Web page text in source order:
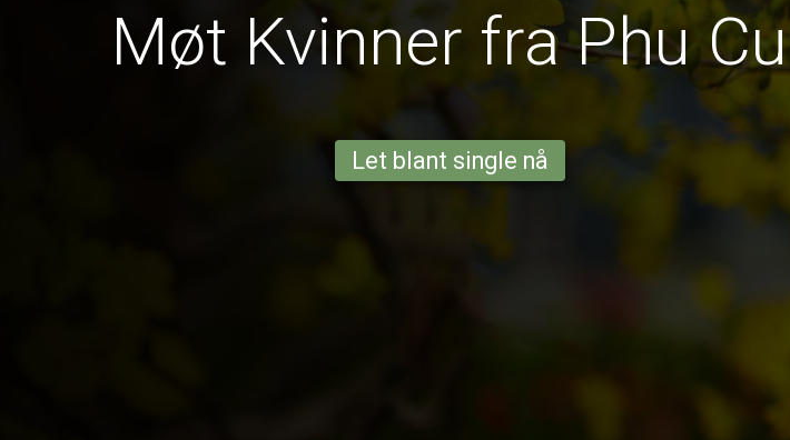
Møt Kvinner fra Phu Cu
Let blant single nå